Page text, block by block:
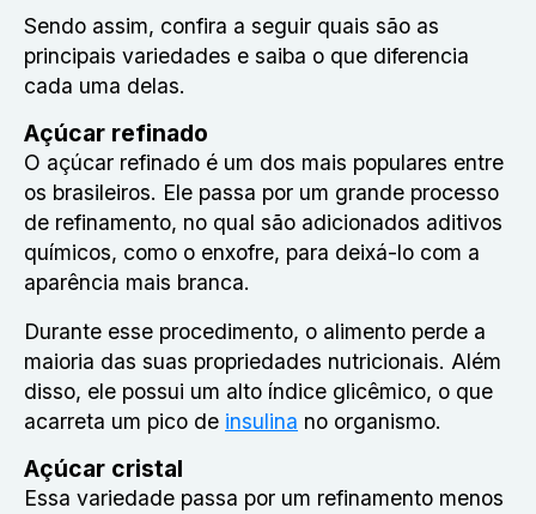
Sendo assim, confira a seguir quais são as
principais variedades e saiba o que diferencia
cada uma delas.
Açúcar refinado
O açúcar refinado é um dos mais populares entre
os brasileiros. Ele passa por um grande processo
de refinamento, no qual são adicionados aditivos
químicos, como o enxofre, para deixá-lo com a
aparência mais branca.
Durante esse procedimento, o alimento perde a
maioria das suas propriedades nutricionais. Além
disso, ele possui um alto índice glicêmico, o que
acarreta um pico de insulina no organismo.
Açúcar cristal
Essa variedade passa por um refinamento menos